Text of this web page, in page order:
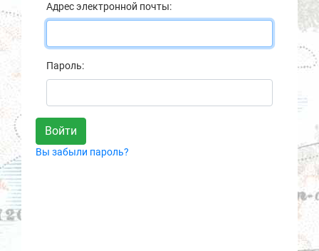
Новости
О нас
Контакты
Партнеры
Адрес электронной почты:
Пароль:
Вы забыли пароль?